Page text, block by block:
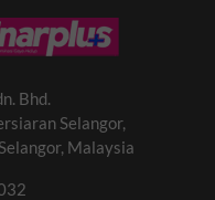
Bhd.
Selangor,
Malaysia